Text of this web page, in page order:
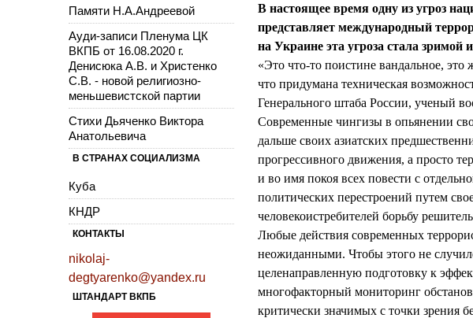
В настоящее время одну из угроз
представляет международный
на Украине эта угроза стала зримой
«Это что-то поистине вандальное,
что придумана техническая
Генерального штаба России, ученый
Современные чингизы в опьянении
дальше своих азиатских
прогрессивного движения, а просто
и во имя покоя всех повести с
политических перестроений путем
человекоистребителей борьбу
Любые действия современных
неожиданными. Чтобы этого не
целенаправленную подготовку к
многофакторный мониторинг
критически значимых с точки зрения
Памяти Н.А.Андреевой
Ауди-записи Пленума ЦК
ВКПБ от 16.08.2020 г.
Денисюка А.В. и Христенко
С.В. - новой религиозно-
меньшевистской партии
Стихи Дьяченко Виктора
Анатольевича
В СТРАНАХ СОЦИАЛИЗМА
Куба
КНДР
КОНТАКТЫ
nikolaj-
degtyarenko@yandex.ru
ШТАНДАРТ ВКПБ